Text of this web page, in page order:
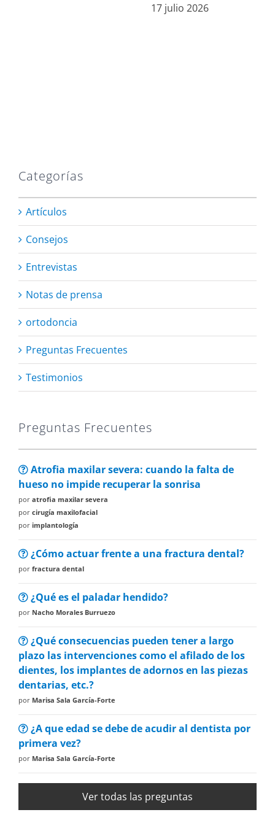
17 julio 2026
Categorías
Artículos
Consejos
Entrevistas
Notas de prensa
ortodoncia
Preguntas Frecuentes
Testimonios
Preguntas Frecuentes
Atrofia maxilar severa: cuando la falta de
hueso no impide recuperar la sonrisa
por atrofia maxilar severa
por cirugía maxilofacial
por implantología
¿Cómo actuar frente a una fractura dental?
por fractura dental
¿Qué es el paladar hendido?
por Nacho Morales Burruezo
¿Qué consecuencias pueden tener a largo
plazo las intervenciones como el afilado de los
dientes, los implantes de adornos en las piezas
dentarias, etc.?
por Marisa Sala García-Forte
¿A que edad se debe de acudir al dentista por
primera vez?
por Marisa Sala García-Forte
Ver todas las preguntas